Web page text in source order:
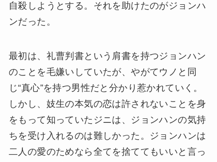
自殺しようとする。それを助けたのがジョンハ
ンだった。
最初は、礼曹判書という肩書を持つジョンハン
のことを毛嫌いしていたが、やがてウノと同
じ“真心”を持つ男性だと分かり惹かれていく。
しかし、妓生の本気の恋は許されないことを身
をもって知っていたジニは、ジョンハンの気持
ちを受け入れるのは難しかった。ジョンハンは
二人の愛のためなら全てを捨ててもいいと言っ